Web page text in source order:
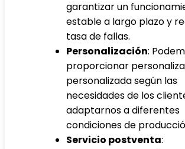
garantizar un
estable a largo plazo y
tasa de fallas.
Personalización:
proporcionar
personalizada según las
necesidades de los
adaptarnos a diferentes
condiciones de
Servicio postventa: